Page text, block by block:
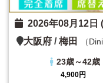
2026年08月12日
大阪府 /梅田 （
23歳～42歳
4,900円